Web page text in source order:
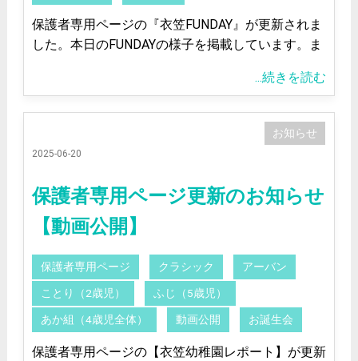
保護者専用ページの『衣笠FUNDAY』が更新されま
した。本日のFUNDAYの様子を掲載しています。ま
...続きを読む
2025-06-20
保護者専用ページ更新のお知らせ
【動画公開】
お知らせ
保護者専用ページ クラシック アーバン
ことり（2歳児） ふじ（5歳児）
あか組（4歳児全体） 動画公開 お誕生会
保護者専用ページの【衣笠幼稚園レポート】が更新